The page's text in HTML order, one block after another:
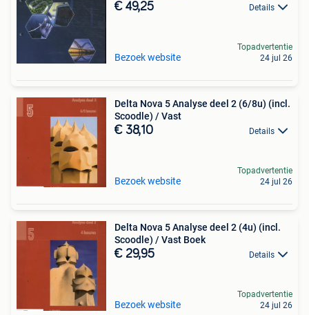
€ 49,25 Details
Bezoek website
Topadvertentie
24 jul 26
Delta Nova 5 Analyse deel 2 (6/8u) (incl.
Scoodle) / Vast
€ 38,10 Details
Bezoek website
Topadvertentie
24 jul 26
Delta Nova 5 Analyse deel 2 (4u) (incl.
Scoodle) / Vast Boek
€ 29,95 Details
Bezoek website
Topadvertentie
24 jul 26